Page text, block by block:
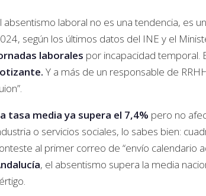
absentismo laboral no es una tendencia, es
según los últimos datos del INE y el
laborales por incapacidad temporal.
Y a más de un responsable de
tasa media ya supera el 7,4% pero no
o servicios sociales, lo sabes bien:
al primer correo de “envío calendario
, el absentismo supera la media